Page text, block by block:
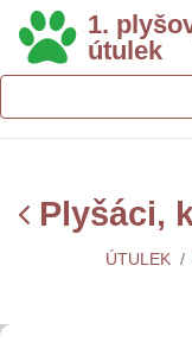
1.
útulek
Plyšáci,
ÚTULEK